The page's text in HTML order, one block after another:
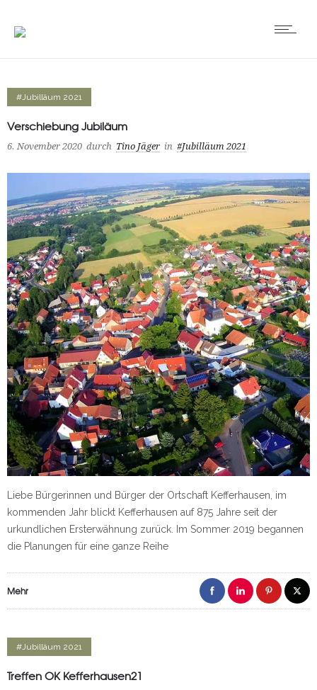
#Jubilläum 2021
Verschiebung Jubiläum
6. November 2020 durch Tino Jäger in #Jubilläum 2021
Liebe Bürgerinnen und Bürger der Ortschaft Kefferhausen, im
kommenden Jahr blickt Kefferhausen auf 875 Jahre seit der
urkundlichen Ersterwähnung zurück. Im Sommer 2019 begannen
die Planungen für eine ganze Reihe
Mehr
#Jubilläum 2021
Treffen OK Kefferhausen21